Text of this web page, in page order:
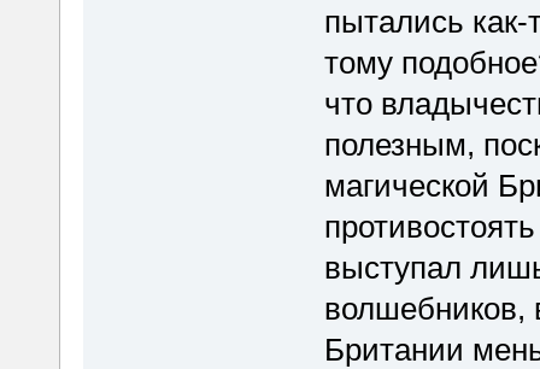
пытались как-
тому
что
полезным,
магической
выступал
волшебников,
Британии